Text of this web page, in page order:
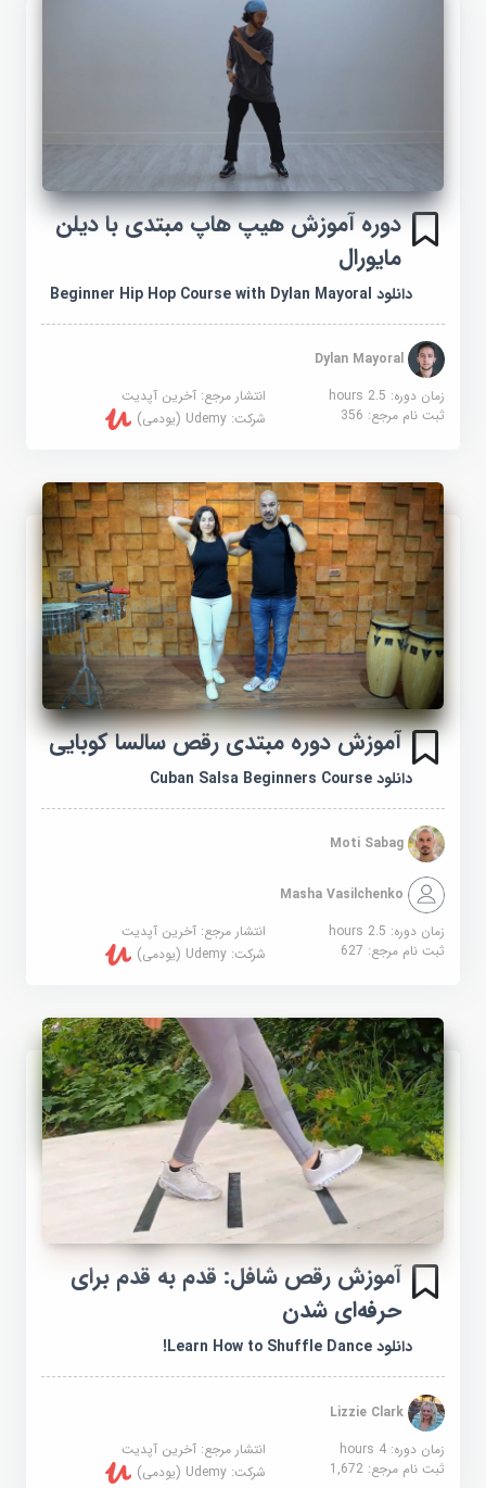
دوره آموزش هیپ هاپ مبتدی با دیلن
مایورال
دانلود Beginner Hip Hop Course with Dylan Mayoral
Dylan Mayoral
زمان دوره: 2.5 hours
انتشار مرجع:آخرین آپدیت
ثبت نام مرجع:356 شرکت:Udemy (یودمی)
آموزش دوره مبتدی رقص سالسا کوبایی
دانلود Cuban Salsa Beginners Course
Moti Sabag
Masha Vasilchenko
زمان دوره: 2.5 hours
انتشار مرجع:آخرین آپدیت
ثبت نام مرجع:627 شرکت:Udemy (یودمی)
آموزش رقص شافل: قدم به قدم برای
حرفه‌ای شدن
دانلود Learn How to Shuffle Dance!
Lizzie Clark
زمان دوره: 4 hours
انتشار مرجع:آخرین آپدیت
ثبت نام مرجع:1,672 شرکت:Udemy (یودمی)